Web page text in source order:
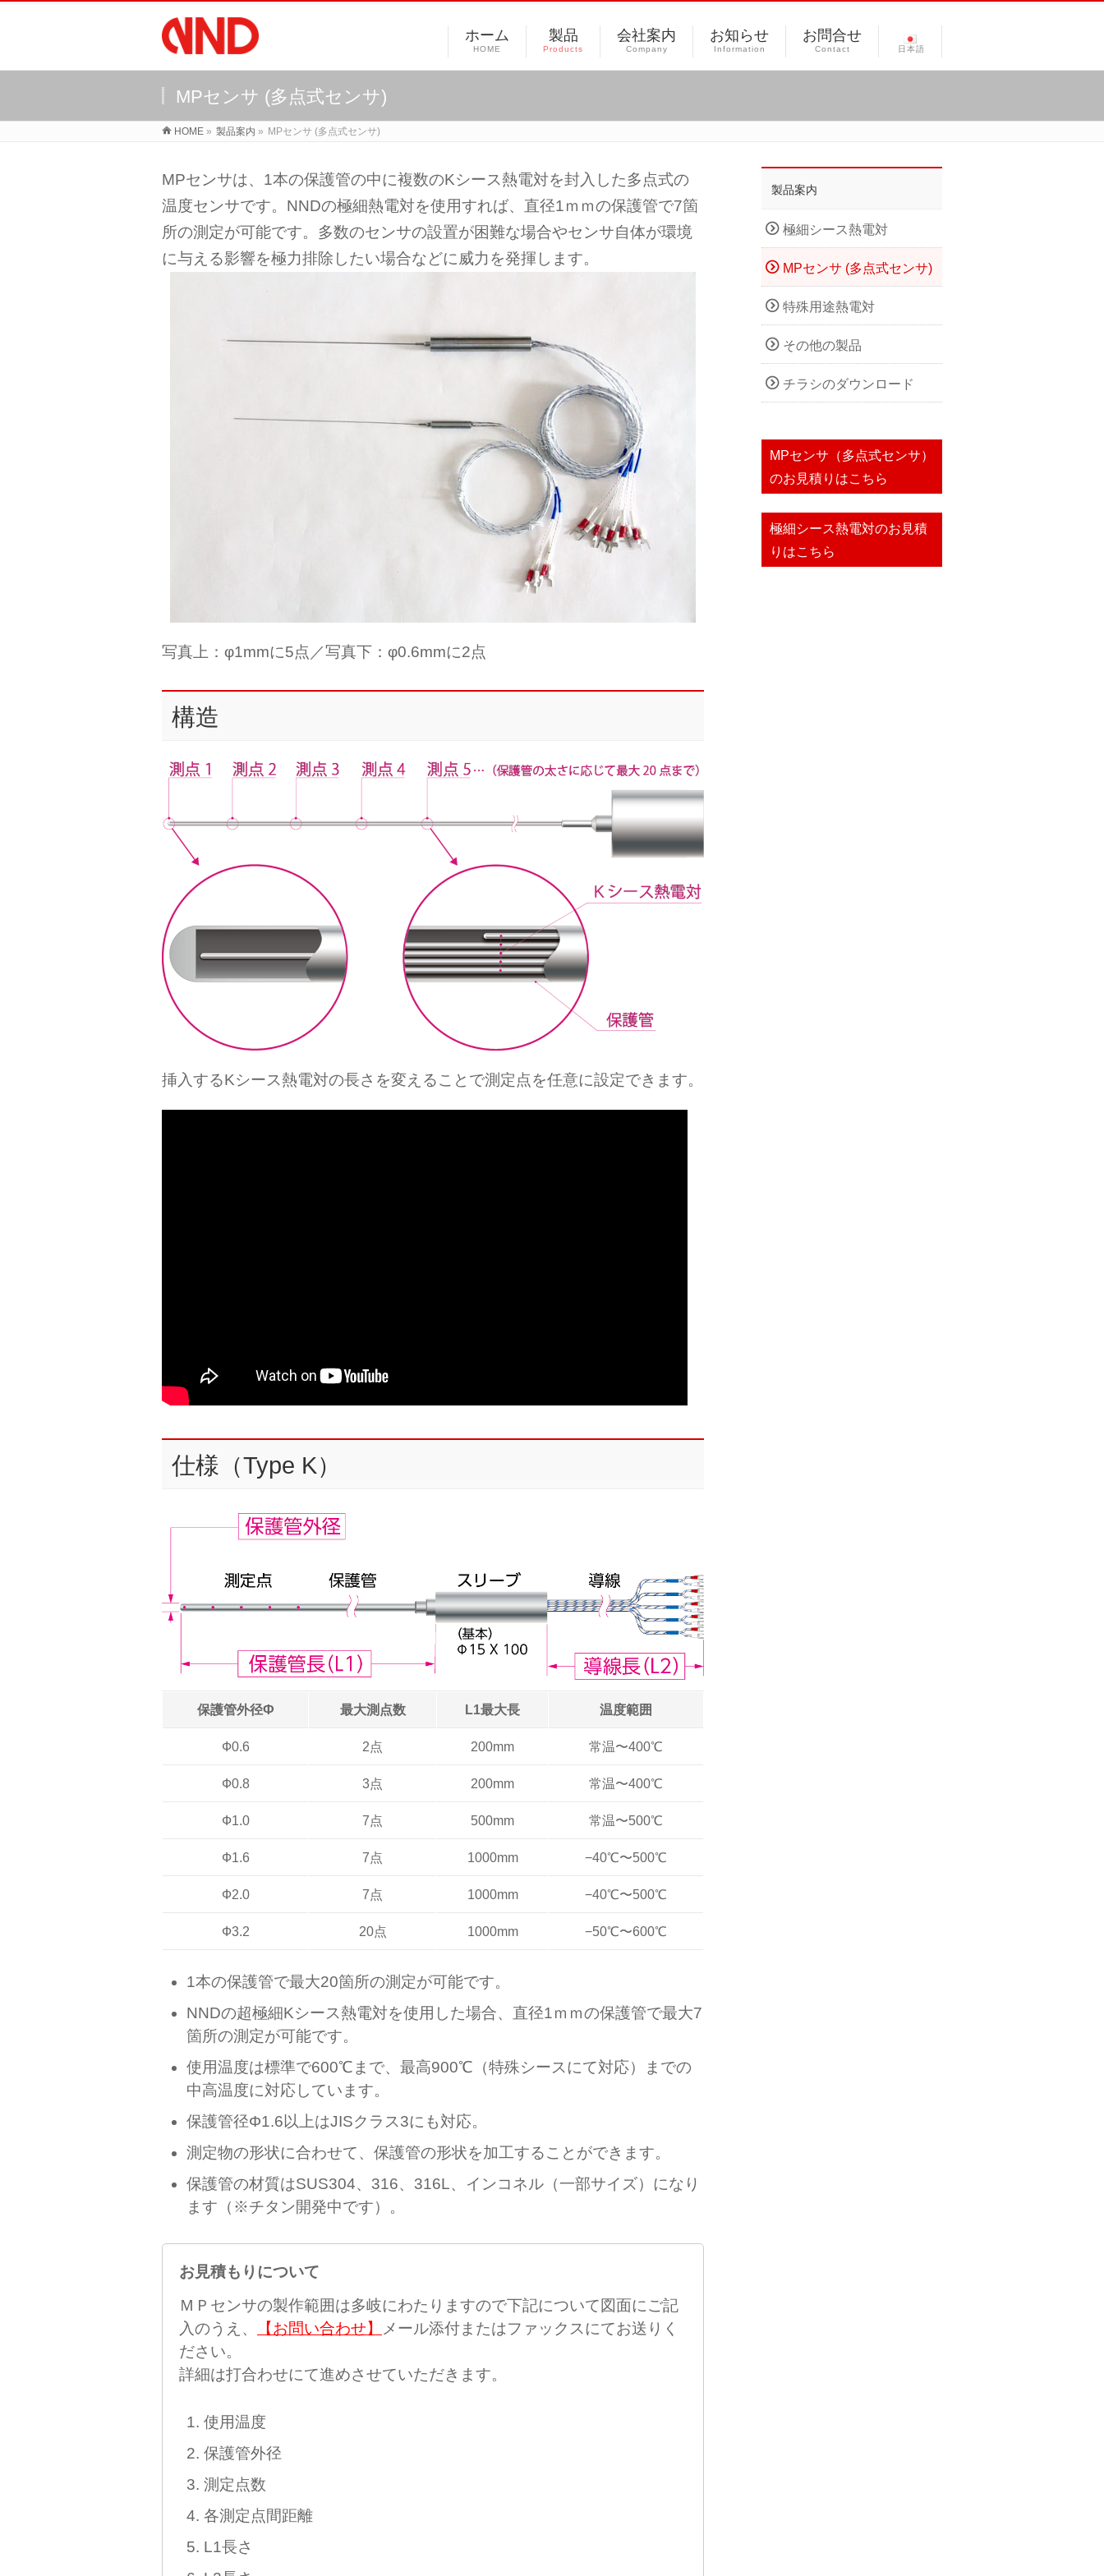
ホーム
HOME
製品
Products
会社案内
Company
お知らせ
Information
お問合せ
Contact 日本語
MPセンサ (多点式センサ)
HOME » 製品案内 » MPセンサ (多点式センサ)
MPセンサは、1本の保護管の中に複数のKシース熱電対を封入した多点式の
温度センサです。NNDの極細熱電対を使用すれば、直径1ｍｍの保護管で7箇
所の測定が可能です。多数のセンサの設置が困難な場合やセンサ自体が環境
に与える影響を極力排除したい場合などに威力を発揮します。
写真上：φ1mmに5点／写真下：φ0.6mmに2点
構造
挿入するKシース熱電対の長さを変えることで測定点を任意に設定できます。
仕様（Type K）
保護管外径Ф 最大測点数 L1最大長 温度範囲
Ф0.6 2点 200mm 常温〜400℃
Ф0.8 3点 200mm 常温〜400℃
Ф1.0 7点 500mm 常温〜500℃
Ф1.6 7点 1000mm −40℃〜500℃
Ф2.0 7点 1000mm −40℃〜500℃
Ф3.2 20点 1000mm −50℃〜600℃
1本の保護管で最大20箇所の測定が可能です。
NNDの超極細Kシース熱電対を使用した場合、直径1ｍｍの保護管で最大7
箇所の測定が可能です。
使用温度は標準で600℃まで、最高900℃（特殊シースにて対応）までの
中高温度に対応しています。
保護管径Φ1.6以上はJISクラス3にも対応。
測定物の形状に合わせて、保護管の形状を加工することができます。
保護管の材質はSUS304、316、316L、インコネル（一部サイズ）になり
ます（※チタン開発中です）。
お見積もりについて
ＭＰセンサの製作範囲は多岐にわたりますので下記について図面にご記
入のうえ、
【お問い合わせ】
メール添付またはファックスにてお送りく
ださい。
詳細は打合わせにて進めさせていただきます。
使用温度
保護管外径
測定点数
各測定点間距離
L1長さ
製品案内
極細シース熱電対
MPセンサ (多点式センサ)
特殊用途熱電対
その他の製品
チラシのダウンロード
MPセンサ（多点式センサ）
のお見積りはこちら
極細シース熱電対のお見積
りはこちら